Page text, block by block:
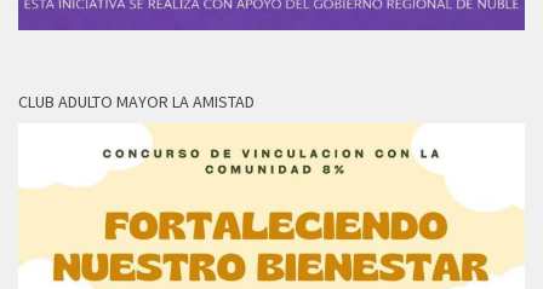
CLUB ADULTO MAYOR LA AMISTAD